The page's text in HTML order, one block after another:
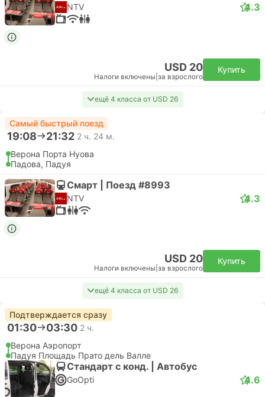
NTV 4.3
USD 20
Налоги включены за взрослого
Купить
ещё 4 класса от USD 26
Самый быстрый поезд
19:08 21:32 2 ч. 24 м.
Верона Порта Нуова
Падова, Падуя
Смарт | Поезд #8993
NTV 4.3
USD 20
Налоги включены за взрослого
Купить
ещё 4 класса от USD 26
Подтверждается сразу
01:30 03:30 2 ч.
Верона Аэропорт
Падуя Площадь Прато дель Валле
Стандарт с конд. | Автобус
GoOpti 4.6